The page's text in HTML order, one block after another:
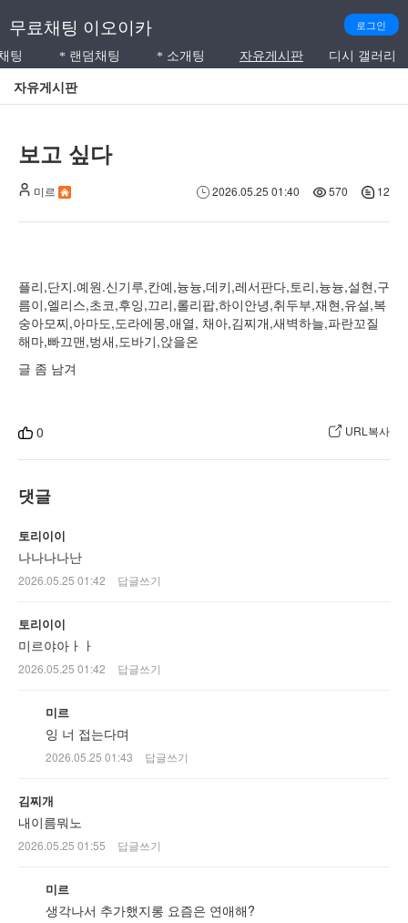
무료채팅 이오이카익
명
으
로
유
참
여
할
덤
스
다.
로그인
팅 익명으로 자유로운 주제로 채팅방을 만들어서 다른 사람들과 대화
* 랜덤채팅 익명으로 낯선 사람과 무작위로 연결되어 1:1 대
* 소개팅 셀프소개를 통해서 호감 가는 이
자유게시판채팅 자유게시판
디시 갤러리
자유게시판
보고 싶다
미르 2026.05.25 01:40 570 12
플리,단지.예원.신기루,칸예,늉늉,데키,레서판다,토리,늉늉,설현,구
름이,엘리스,초코,후잉,끄리,롤리팝,하이안녕,취두부,재현,유설,복
숭아모찌,아마도,도라에몽,애열, 채아,김찌개,새벽하늘,파란꼬질
해마,빠끄맨,벙새,도바기,앉을온
글 좀 남겨
0 URL복사
댓글
토리이이
나나나나난
2026.05.25 01:42 답글쓰기
토리이이
미르야아ㅏㅏ
2026.05.25 01:42 답글쓰기
미르
잉 너 접는다며
2026.05.25 01:43 답글쓰기
김찌개
내이름뭐노
2026.05.25 01:55 답글쓰기
미르
생각나서 추가했지롱 요즘은 연애해?